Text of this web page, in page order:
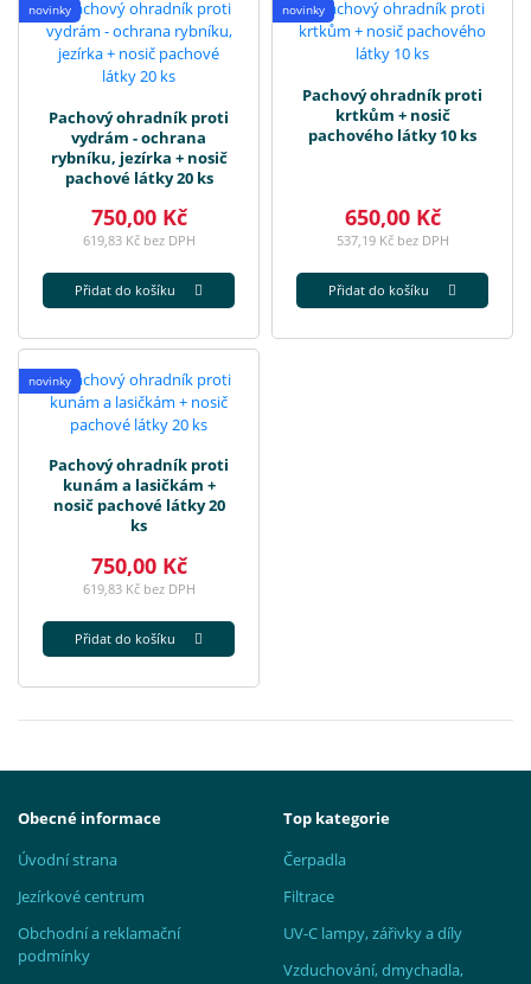
novinky
Pachový ohradník proti
vydrám - ochrana
rybníku, jezírka + nosič
pachové látky 20 ks
750,00 Kč
619,83 Kč bez DPH
Přidat do košíku
novinky
Pachový ohradník proti
krtkům + nosič
pachového látky 10 ks
650,00 Kč
537,19 Kč bez DPH
Přidat do košíku
novinky
Pachový ohradník proti
kunám a lasičkám +
nosič pachové látky 20
ks
750,00 Kč
619,83 Kč bez DPH
Přidat do košíku
Obecné informace
Úvodní strana
Jezírkové centrum
Obchodní a reklamační
podmínky
Top kategorie
Čerpadla
Filtrace
UV-C lampy, zářivky a díly
Vzduchování, dmychadla,